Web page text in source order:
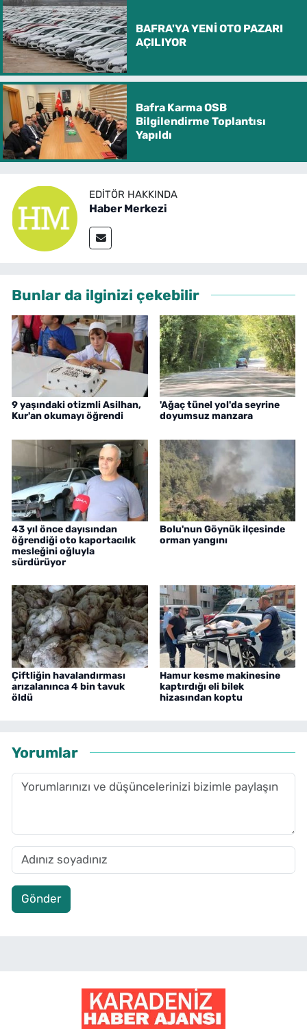
BAFRA'YA YENİ OTO PAZARI
AÇILIYOR
Bafra Karma OSB
Bilgilendirme Toplantısı
Yapıldı
EDITÖR HAKKINDA
Haber Merkezi
Bunlar da ilginizi çekebilir
9 yaşındaki otizmli Asilhan,
Kur'an okumayı öğrendi
'Ağaç tünel yol'da seyrine
doyumsuz manzara
43 yıl önce dayısından
öğrendiği oto kaportacılık
mesleğini oğluyla
sürdürüyor
Bolu'nun Göynük ilçesinde
orman yangını
Çiftliğin havalandırması
arızalanınca 4 bin tavuk
öldü
Hamur kesme makinesine
kaptırdığı eli bilek
hizasından koptu
Yorumlar
Gönder